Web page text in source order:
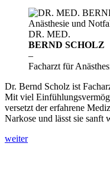
DR. MED.
BERND SCHOLZ
–
Facharzt für
Dr. Bernd Scholz ist
Mit viel
versetzt der erfahrene
Narkose und lässt sie sanft
weiter